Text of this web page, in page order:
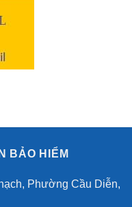
BẢO HIỂM
Phường Cầu Diễn,